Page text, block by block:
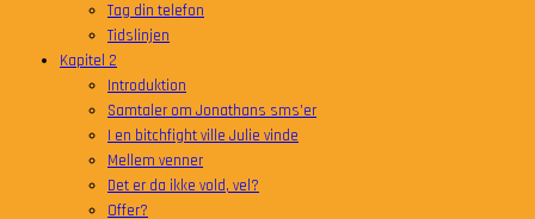
Tag din telefon
Tidslinjen
Kapitel 2
Introduktion
Samtaler om Jonathans sms’er
I en bitchfight ville Julie vinde
Mellem venner
Det er da ikke vold, vel?
Offer?